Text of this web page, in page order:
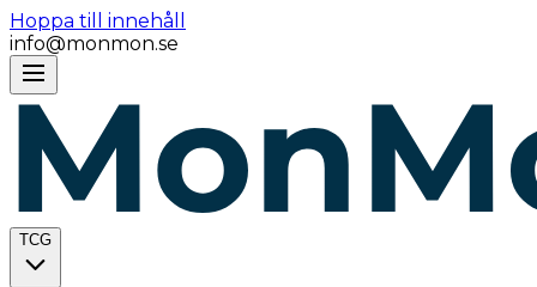
Hoppa till innehåll
info@monmon.se
TCG